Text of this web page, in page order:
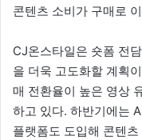
콘텐츠 소비가 구매로
CJ온스타일은 숏폼 전
을 더욱 고도화할 계획
매 전환율이 높은 영상
하고 있다. 하반기에는
플랫폼도 도입해 콘텐